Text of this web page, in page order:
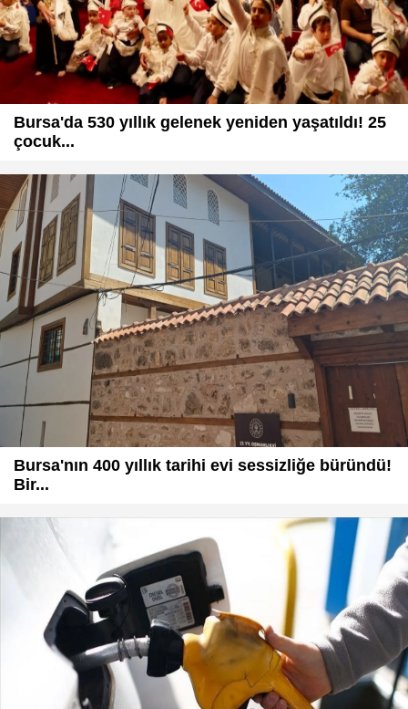
Bursa'da 530 yıllık gelenek yeniden yaşatıldı! 25
çocuk...
Bursa'nın 400 yıllık tarihi evi sessizliğe büründü!
Bir...